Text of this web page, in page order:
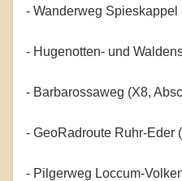
- Wanderweg Spieskappel
- Hugenotten- und
- Barbarossaweg (X8,
- GeoRadroute Ruhr-Eder
- Pilgerweg Loccum-